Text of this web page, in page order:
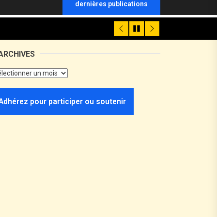
dernières publications
pour participer ou soutenir